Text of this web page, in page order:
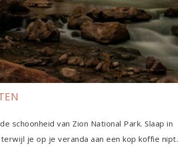
schoonheid van Zion National Park. Slaap in
je op je veranda aan een kop koffie nipt.